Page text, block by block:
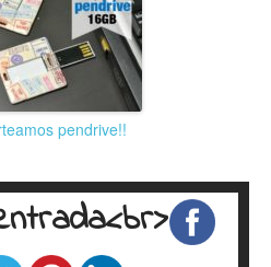
pendrive!!